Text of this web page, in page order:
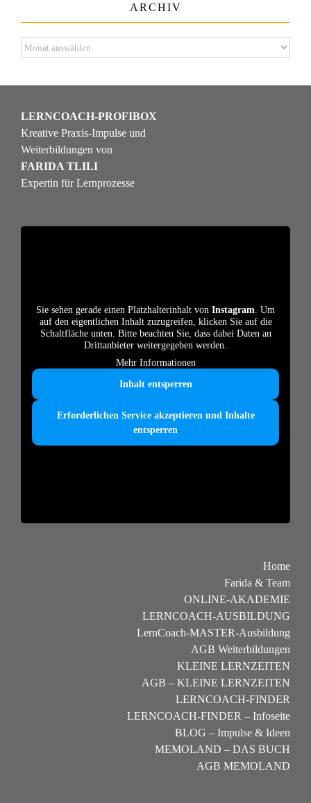
ARCHIV
Archiv
LERNCOACH-PROFIBOX
Kreative Praxis-Impulse und
Weiterbildungen von
FARIDA TLILI
Expertin für Lernprozesse
Sie sehen gerade einen Platzhalterinhalt von Instagram. Um
auf den eigentlichen Inhalt zuzugreifen, klicken Sie auf die
Schaltfläche unten. Bitte beachten Sie, dass dabei Daten an
Drittanbieter weitergegeben werden.
Mehr Informationen
Inhalt entsperren
Erforderlichen Service akzeptieren und Inhalte
entsperren
Home
Farida & Team
ONLINE-AKADEMIE
LERNCOACH-AUSBILDUNG
LernCoach-MASTER-Ausbildung
AGB Weiterbildungen
KLEINE LERNZEITEN
AGB – KLEINE LERNZEITEN
LERNCOACH-FINDER
LERNCOACH-FINDER – Infoseite
BLOG – Impulse & Ideen
MEMOLAND – DAS BUCH
AGB MEMOLAND